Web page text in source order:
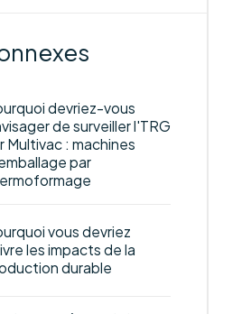
devriez-vous
de surveiller l'TRG
Multivac : machines
par
vous devriez
les impacts de la
durable